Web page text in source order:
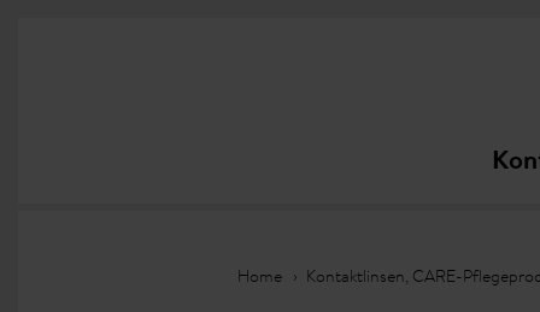
Home Kontaktlinsen, CARE-